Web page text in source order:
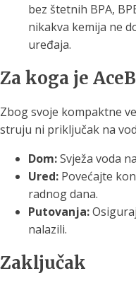
bez štetnih BPA,
nikakva kemija ne
uređaja.
Za koga je
Zbog svoje kompaktne
struju ni priključak na
Dom:Svježa voda
Ured: Povećajte
radnog dana.
Putovanja:
nalazili.
Zaključak